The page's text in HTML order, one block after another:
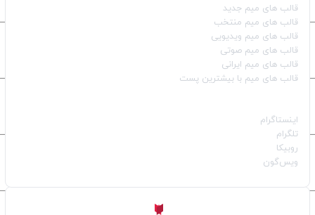
قالب‌ های میم جدید
قالب‌ های میم منتخب
قالب‌ های میم ویدیویی
قالب‌ های میم صوتی
قالب‌ های میم ایرانی
قالب‌ های میم با بیشترین پست
اینستاگرام
تلگرام
روبیکا
ویس‌گون